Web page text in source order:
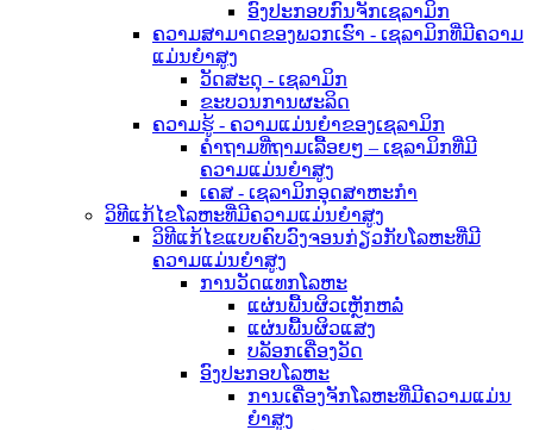
ອົງປະກອບກົນຈັກເຊລາມິກ
ຄວາມສາມາດຂອງພວກເຮົາ - ເຊລາມິກທີ່ມີຄວາມ
ແມ່ນຍໍາສູງ
ວັດສະດຸ - ເຊລາມິກ
ຂະບວນການຜະລິດ
ຄວາມຮູ້ - ຄວາມແມ່ນຍຳຂອງເຊລາມິກ
ຄຳຖາມທີ່ຖາມເລື້ອຍໆ – ເຊລາມິກທີ່ມີ
ຄວາມແມ່ນຍຳສູງ
ເຄສ - ເຊລາມິກອຸດສາຫະກຳ
ວິທີແກ້ໄຂໂລຫະທີ່ມີຄວາມແມ່ນຍໍາສູງ
ວິທີແກ້ໄຂແບບຄົບວົງຈອນກ່ຽວກັບໂລຫະທີ່ມີ
ຄວາມແມ່ນຍໍາສູງ
ການວັດແທກໂລຫະ
ແຜ່ນພື້ນຜິວເຫຼັກຫລໍ່
ແຜ່ນພື້ນຜິວແສງ
ບລັອກເຄື່ອງວັດ
ອົງປະກອບໂລຫະ
ການເຄື່ອງຈັກໂລຫະທີ່ມີຄວາມແມ່ນ
ຍໍາສູງ